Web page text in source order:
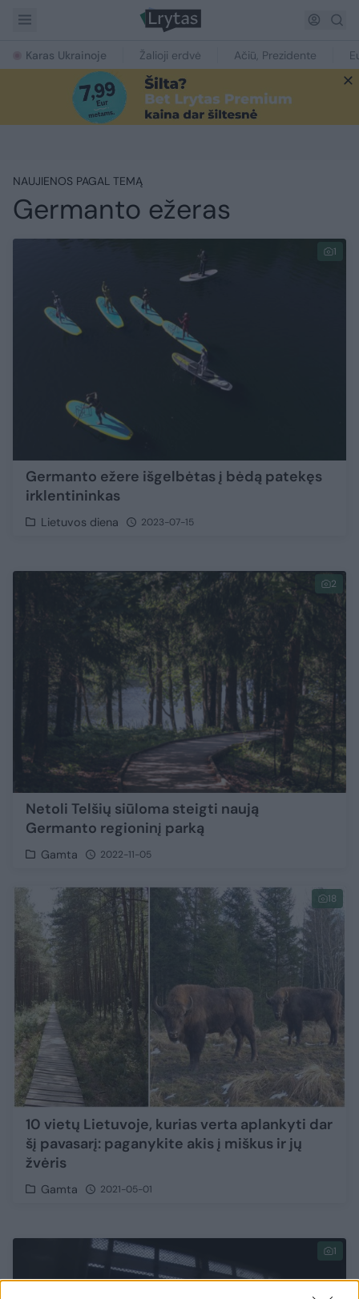
Karas Ukrainoje Žalioji erdvė Ačiū, Prezidente
NAUJIENOS PAGAL TEMĄ
Germanto ežeras
1
Germanto ežere išgelbėtas į bėdą patekęs
irklentininkas
Lietuvos diena 2023-07-15
2
Netoli Telšių siūloma steigti naują
Germanto regioninį parką
Gamta 2022-11-05
18
10 vietų Lietuvoje, kurias verta aplankyti dar
šį pavasarį: paganykite akis į miškus ir jų
žvėris
Gamta 2021-05-01
1